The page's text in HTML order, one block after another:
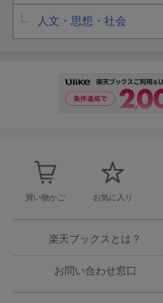
人文・思想・社会
買い物かご お気に入り
楽天ブックスとは？
お問い合わせ窓口